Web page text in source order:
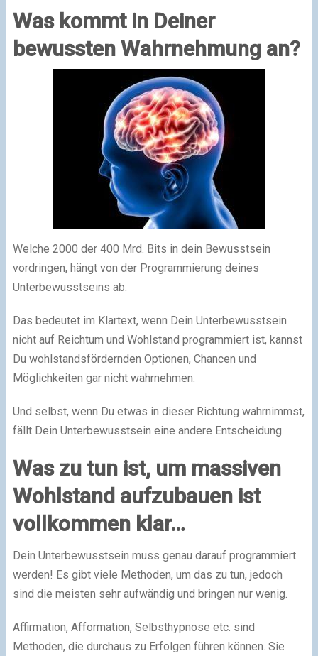
Was kommt in Deiner
bewussten Wahrnehmung an?
Welche 2000 der 400 Mrd. Bits in dein Bewusstsein
vordringen, hängt von der Programmierung deines
Unterbewusstseins ab.
Das bedeutet im Klartext, wenn Dein Unterbewusstsein
nicht auf Reichtum und Wohlstand programmiert ist, kannst
Du wohlstandsfördernden Optionen, Chancen und
Möglichkeiten gar nicht wahrnehmen.
Und selbst, wenn Du etwas in dieser Richtung wahrnimmst,
fällt Dein Unterbewusstsein eine andere Entscheidung.
Was zu tun ist, um massiven
Wohlstand aufzubauen ist
vollkommen klar…
Dein Unterbewusstsein muss genau darauf programmiert
werden! Es gibt viele Methoden, um das zu tun, jedoch
sind die meisten sehr aufwändig und bringen nur wenig.
Affirmation, Afformation, Selbsthypnose etc. sind
Methoden, die durchaus zu Erfolgen führen können. Sie